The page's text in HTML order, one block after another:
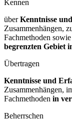
Kennen
überKenntnisse
Zusammenhängen,
Fachmethoden
begrenzten Gebiet
Übertragen
Kenntnisse und
Zusammenhängen,
Fachmethoden in
Beherrschen